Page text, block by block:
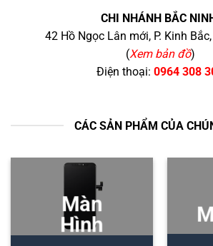
CHI NHÁNH BẮC
42 Hồ Ngọc Lân mới, P. Kinh
(Xem bản đồ)
Điện thoại: 0964 308
CÁC SẢN PHẨM CỦA
Màn
Hình